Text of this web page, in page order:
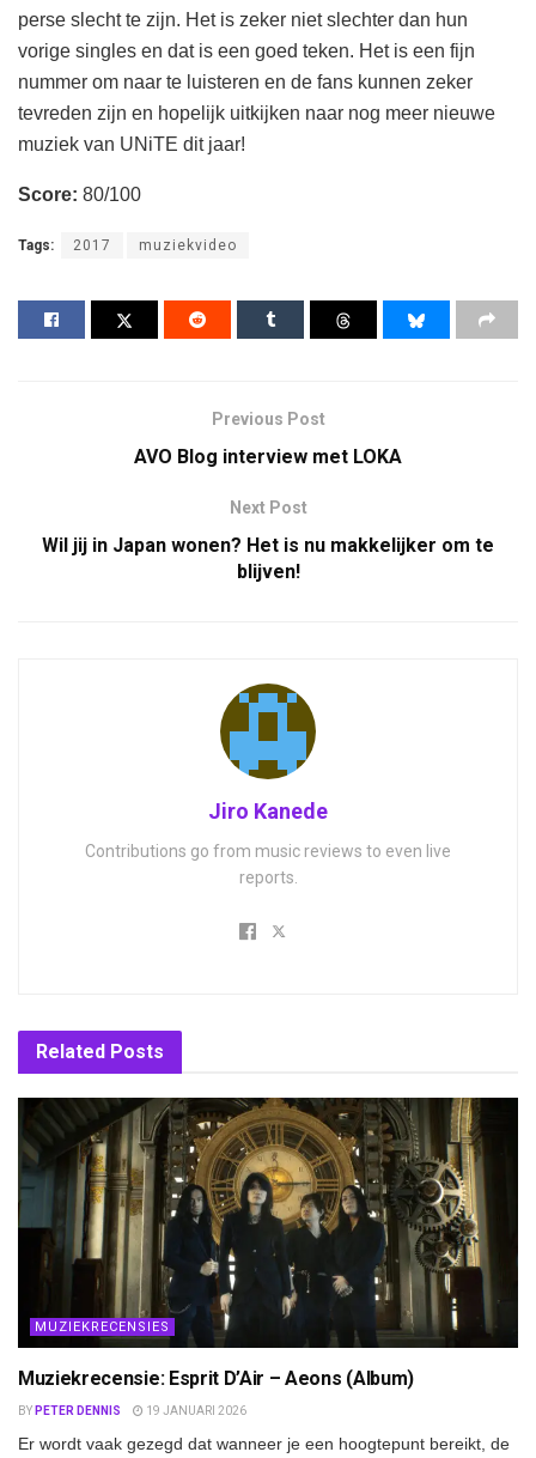
perse slecht te zijn. Het is zeker niet slechter dan hun
vorige singles en dat is een goed teken. Het is een fijn
nummer om naar te luisteren en de fans kunnen zeker
tevreden zijn en hopelijk uitkijken naar nog meer nieuwe
muziek van UNiTE dit jaar!
Score: 80/100
Tags: 2017 muziekvideo
Previous Post
AVO Blog interview met LOKA
Next Post
Wil jij in Japan wonen? Het is nu makkelijker om te
blijven!
Jiro Kanede
Contributions go from music reviews to even live
reports.
Related Posts
MUZIEKRECENSIES
Muziekrecensie: Esprit D’Air – Aeons (Album)
BY PETER DENNIS 19 JANUARI 2026
Er wordt vaak gezegd dat wanneer je een hoogtepunt bereikt, de